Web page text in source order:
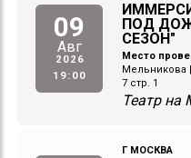
09
Авг
2026
19:00
ПОД
СЕЗОН"
Место
Мельникова
7 стр. 1
Театр на
Г МОСКВА